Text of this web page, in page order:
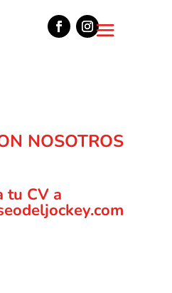
NOSOTROS
tu CV a